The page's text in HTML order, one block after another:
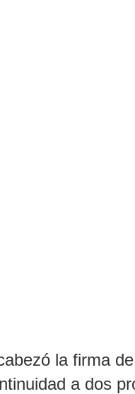
la firma
a dos